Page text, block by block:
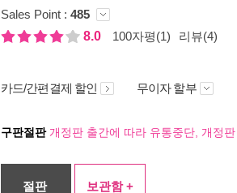
Sales Point : 485
8.0
100자평(1) 리뷰(4)
카드/간편결제 할인 무이자 할부
구판절판개정판 출간에 따라 유통중단, 개정판
절판 보관함 +